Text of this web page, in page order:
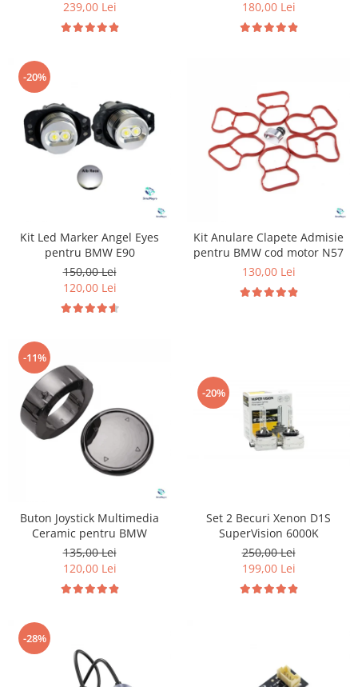
control prin aplicație
239,00 Lei 180,00 Lei
-20%
Kit Led Marker Angel Eyes
pentru BMW E90
150,00 Lei
120,00 Lei
Kit Anulare Clapete Admisie
pentru BMW cod motor N57
130,00 Lei
-11%
Buton Joystick Multimedia
Ceramic pentru BMW
135,00 Lei
120,00 Lei
-20%
Set 2 Becuri Xenon D1S
SuperVision 6000K
250,00 Lei
199,00 Lei
-28%